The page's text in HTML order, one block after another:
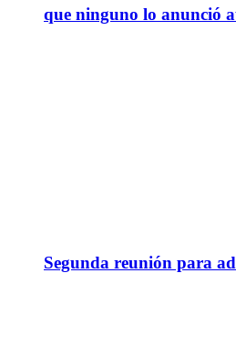
que ninguno lo anunció
Segunda reunión para